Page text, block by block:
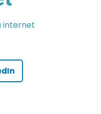
internet